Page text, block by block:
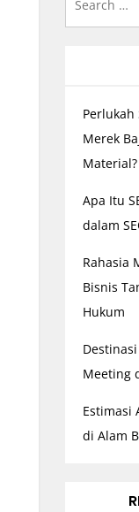
Merek
Material?
Apa Itu
dalam
Rahasia
Bisnis
Hukum
Meeting
Estimasi
di Alam